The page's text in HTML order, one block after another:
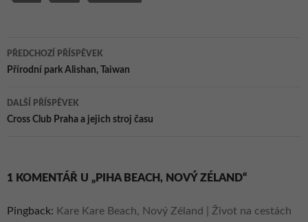
Navigace
pro
příspěvky
PŘEDCHOZÍ PŘÍSPĚVEK
Přírodní park Alishan, Taiwan
DALŠÍ PŘÍSPĚVEK
Cross Club Praha a jejich stroj času
1 KOMENTÁŘ U „PIHA BEACH, NOVÝ ZÉLAND“
Pingback: Kare Kare Beach, Nový Zéland | Život na cestách